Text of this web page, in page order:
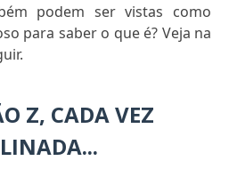
podem ser vistas como
para saber o que é? Veja na
Z, CADA VEZ